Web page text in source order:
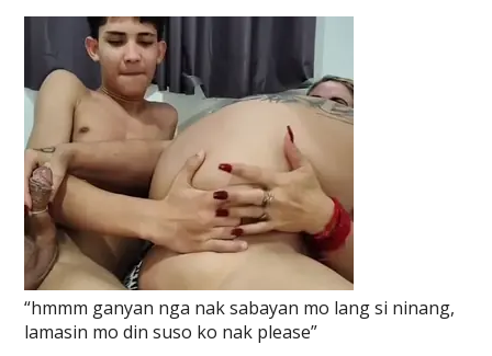
“hmmm ganyan nga nak sabayan mo lang si ninang,
lamasin mo din suso ko nak please”